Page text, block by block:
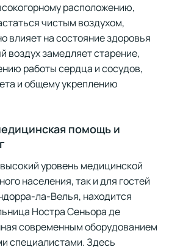
расположению,
чистым воздухом,
влияет на состояние здоровья
воздух замедляет старение,
работы сердца и сосудов,
и общему укреплению
помощь и
уровень медицинской
населения, так и для гостей
ла-Велья, находится
Ностра Сеньора де
современным оборудованием
специалистами. Здесь